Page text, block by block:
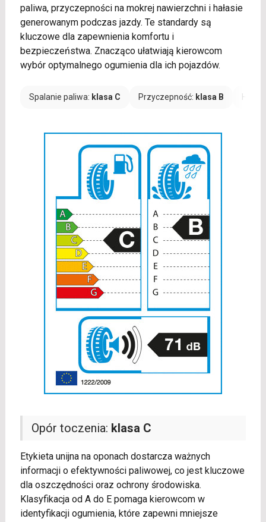
paliwa, przyczepności na mokrej nawierzchni i hałasie
generowanym podczas jazdy. Te standardy są
kluczowe dla zapewnienia komfortu i
bezpieczeństwa. Znacząco ułatwiają kierowcom
wybór optymalnego ogumienia dla ich pojazdów.
Spalanie paliwa: klasa C Przyczepność: klasa B
Opór toczenia: klasa C
Etykieta unijna na oponach dostarcza ważnych
informacji o efektywności paliwowej, co jest kluczowe
dla oszczędności oraz ochrony środowiska.
Klasyfikacja od A do E pomaga kierowcom w
identyfikacji ogumienia, które zapewni mniejsze